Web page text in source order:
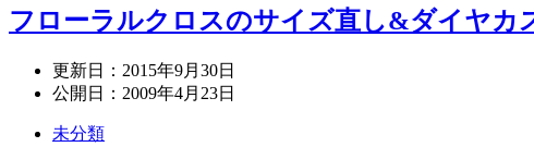
フローラルクロスのサイズ直し&ダイヤカ
更新日： 2015年9月30日
公開日： 2009年4月23日
未分類